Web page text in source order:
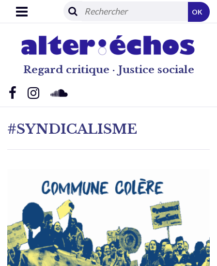
Regard critique · Justice sociale
OK
#SYNDICALISME